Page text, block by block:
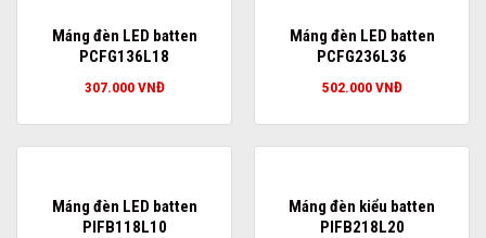
Máng đèn LED batten
PCFG136L18
307.000VNĐ
Máng đèn LED batten
PCFG236L36
502.000VNĐ
Máng đèn LED batten
PIFB118L10
Máng đèn kiểu batten
PIFB218L20